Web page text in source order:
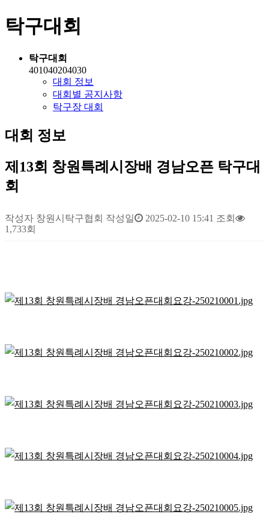
탁구대회
탁구대회
401040204030
대회 정보
대회별 공지사항
탁구장 대회
대회 정보
제13회 창원특례시장배 경남오픈 탁구대
회
작성자 창원시탁구협회 작성일 2025-02-10 15:41 조회
1,733회